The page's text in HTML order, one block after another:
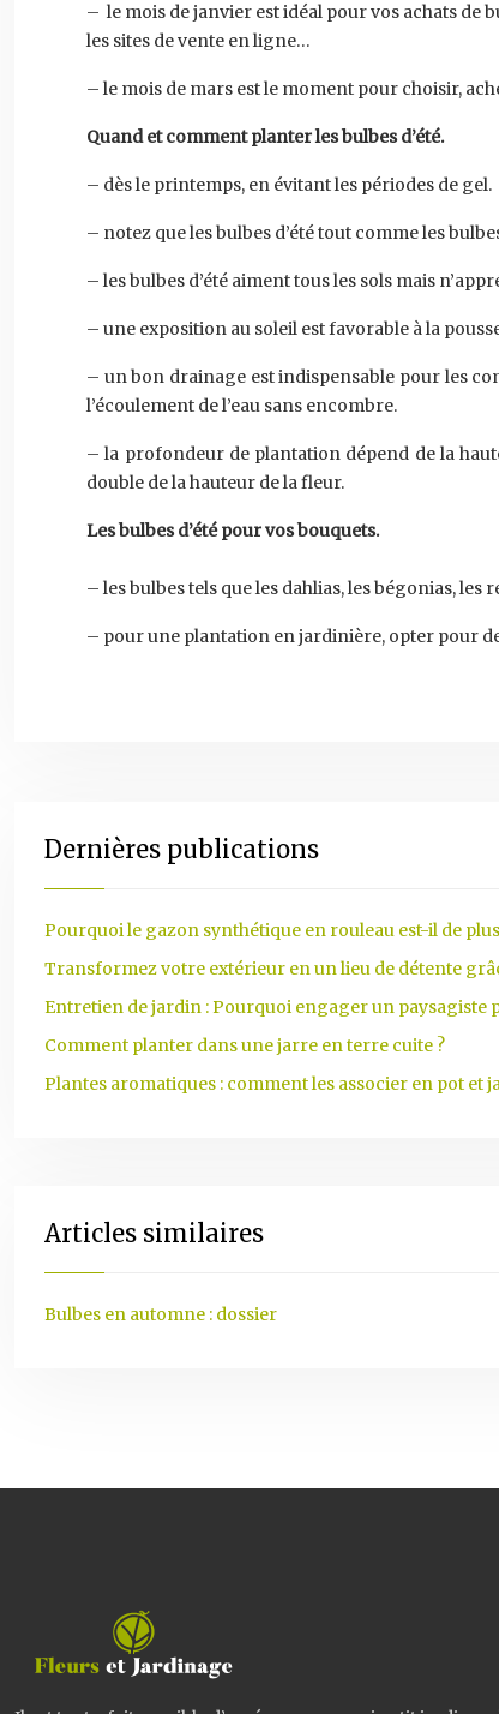
– le mois de janvier est idéal pour vos achats de
les sites de vente en ligne…
– le mois de mars est le moment pour choisir,
Quand et comment planter les bulbes d’été.
– dès le printemps, en évitant les périodes de gel.
– notez que les bulbes d’été tout comme les
– les bulbes d’été aiment tous les sols mais
– une exposition au soleil est favorable à la
– un bon drainage est indispensable pour les
l’écoulement de l’eau sans encombre.
– la profondeur de plantation dépend de la
double de la hauteur de la fleur.
Les bulbes d’été pour vos bouquets.
– les bulbes tels que les dahlias, les bégonias,
– pour une plantation en jardinière, opter pour
Dernières publications
Pourquoi le gazon synthétique en rouleau est-il de
Transformez votre extérieur en un lieu de détente
Entretien de jardin : Pourquoi engager un paysagiste
Comment planter dans une jarre en terre cuite ?
Plantes aromatiques : comment les associer en pot et
Articles similaires
Bulbes en automne : dossier